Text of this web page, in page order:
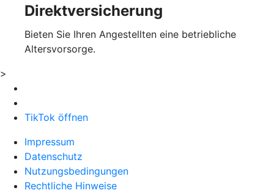
Direktversicherung
Bieten Sie Ihren Angestellten eine betriebliche
Altersvorsorge.
>
TikTok öffnen
Impressum
Datenschutz
Nutzungsbedingungen
Rechtliche Hinweise